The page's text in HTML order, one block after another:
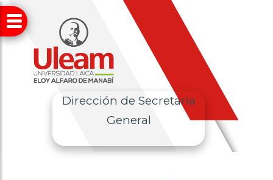
Dirección de Secretaría
General